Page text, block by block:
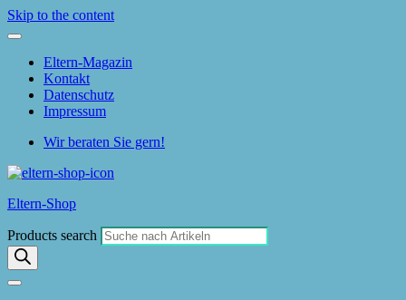
Skip to the content
Eltern-Magazin
Kontakt
Datenschutz
Impressum
Wir beraten Sie gern!
Eltern-Shop
Products search